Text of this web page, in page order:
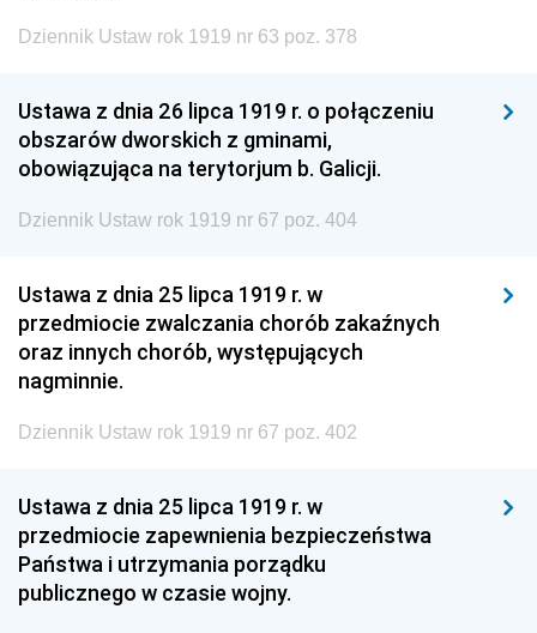
Dziennik Ustaw rok 1919 nr 63 poz. 378
Ustawa z dnia 26 lipca 1919 r. o połączeniu
obszarów dworskich z gminami,
obowiązująca na terytorjum b. Galicji.
Dziennik Ustaw rok 1919 nr 67 poz. 404
Ustawa z dnia 25 lipca 1919 r. w
przedmiocie zwalczania chorób zakaźnych
oraz innych chorób, występujących
nagminnie.
Dziennik Ustaw rok 1919 nr 67 poz. 402
Ustawa z dnia 25 lipca 1919 r. w
przedmiocie zapewnienia bezpieczeństwa
Państwa i utrzymania porządku
publicznego w czasie wojny.